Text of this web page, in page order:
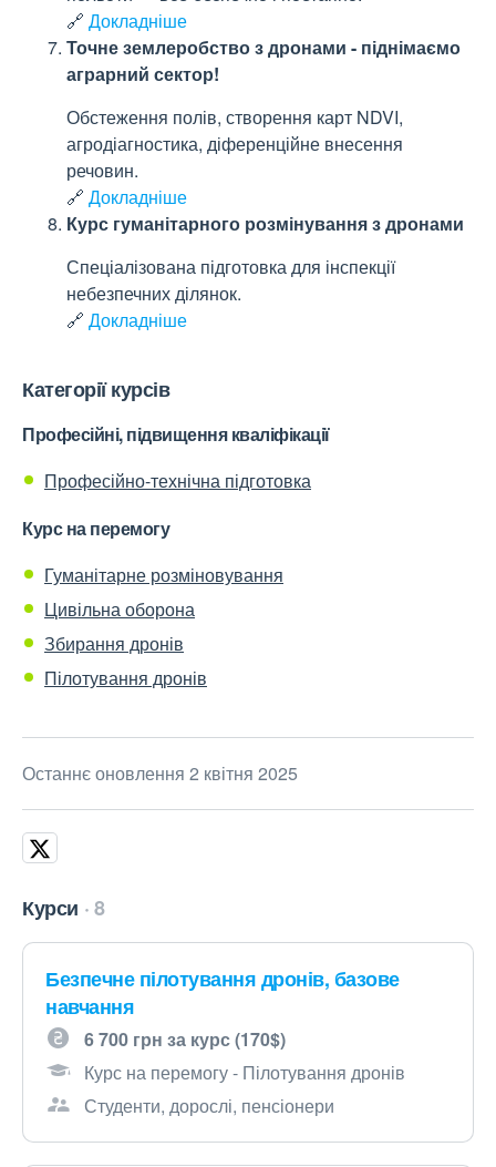
🔗 Докладніше
Точне землеробство з дронами - піднімаємо
аграрний сектор!
Обстеження полів, створення карт NDVI,
агродіагностика, діференційне внесення
речовин.
🔗 Докладніше
Курс гуманітарного розмінування з дронами
Спеціалізована підготовка для інспекції
небезпечних ділянок.
🔗 Докладніше
Категорії курсів
Професійні, підвищення кваліфікації
Професійно-технічна підготовка
Курс на перемогу
Гуманітарне розміновування
Цивільна оборона
Збирання дронів
Пілотування дронів
Останнє оновлення 2 квітня 2025
Курси 8
Безпечне пілотування дронів, базове
навчання
6 700 грн за курс (170$)
Курс на перемогу - Пілотування дронів
Студенти, дорослі, пенсіонери